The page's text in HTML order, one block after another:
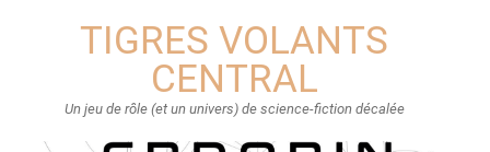
TIGRES VOLANTS
CENTRAL
Un jeu de rôle (et un univers) de science-fiction décalée